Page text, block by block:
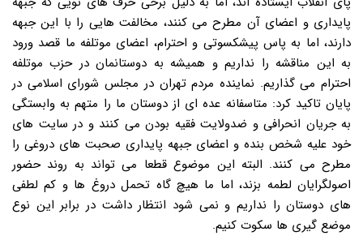
پایداری و اعضای آن مطرح می کنند، مخالفت هایی را با این جبهه
دارند، اما به پاس پیشکسوتی و احترام، اعضای موتلفه ما قصد ورود
به این مناقشه را نداریم و همیشه به دوستانمان در حزب موتلفه
احترام می گذاریم. نماینده مردم تهران در مجلس شورای اسلامی در
پایان تاکید کرد: متاسفانه عده ای از دوستان ما را متهم به وابستگی
به جریان انحرافی و ضدولایت فقیه بودن می کنند و در سایت های
خود علیه شخص بنده و اعضای جبهه پایداری صحبت های دروغی را
مطرح می کنند. البته این موضوع قطعا می تواند به روند حضور
اصولگرایان لطمه بزند، اما ما هیچ گاه تحمل دروغ ها و کم لطفی
های دوستان را نداریم و نمی شود انتظار داشت در برابر این نوع
موضع گیری ها سکوت کنیم.